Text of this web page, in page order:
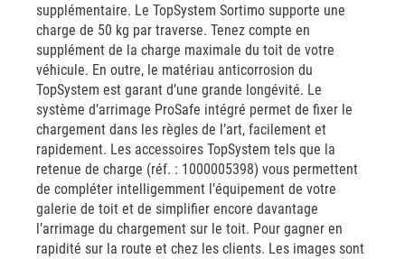
supplémentaire. Le TopSystem Sortimo supporte une
charge de 50 kg par traverse. Tenez compte en
supplément de la charge maximale du toit de votre
véhicule. En outre, le matériau anticorrosion du
TopSystem est garant d’une grande longévité. Le
système d’arrimage ProSafe intégré permet de fixer le
chargement dans les règles de l’art, facilement et
rapidement. Les accessoires TopSystem tels que la
retenue de charge (réf. : 1000005398) vous permettent
de compléter intelligemment l’équipement de votre
galerie de toit et de simplifier encore davantage
l’arrimage du chargement sur le toit. Pour gagner en
rapidité sur la route et chez les clients. Les images sont